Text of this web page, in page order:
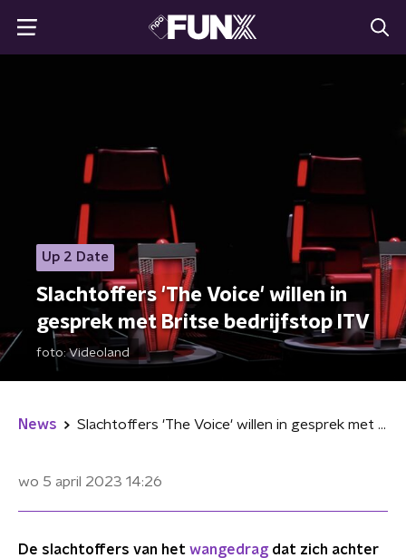
Up 2 Date
Slachtoffers 'The Voice' willen in
gesprek met Britse bedrijfstop ITV
foto:Videoland
News Slachtoffers 'The Voice' willen in gesprek met Britse bedrijfstop ITV
wo 5 april 2023 14:26
De slachtoffers van het wangedragdat zich achter